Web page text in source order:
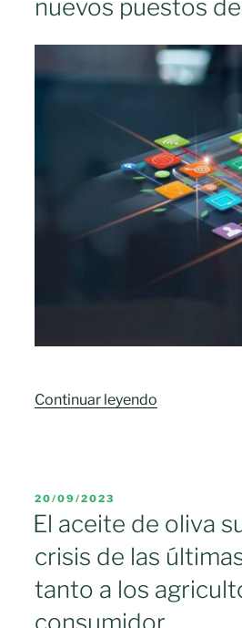
nuevos puestos
Continuar leyendo
de
alta
en
la
PUBLICADO
EL
20/09/2023
El aceite de oliva
crisis de las
tanto a los
consumidor